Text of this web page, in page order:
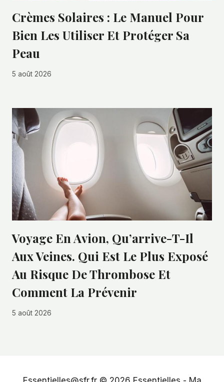
Crèmes Solaires : Le Manuel Pour
Bien Les Utiliser Et Protéger Sa
Peau
5 août 2026
Voyage En Avion, Qu’arrive-T-Il
Aux Veines. Qui Est Le Plus Exposé
Au Risque De Thrombose Et
Comment La Prévenir
5 août 2026